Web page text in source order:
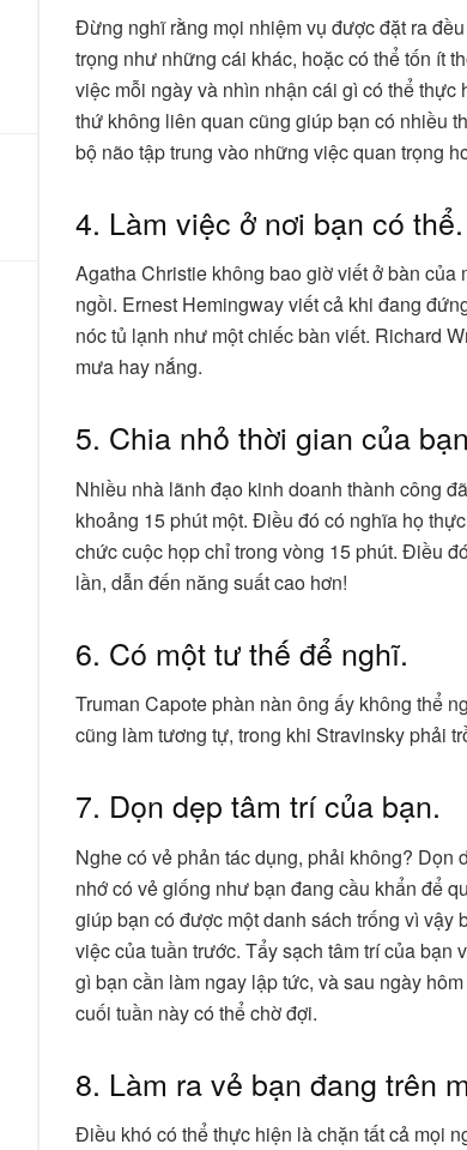
Đừng nghĩ rằng mọi nhiệm vụ được đặt ra
trọng như những cái khác, hoặc có thể tốn ít
việc mỗi ngày và nhìn nhận cái gì có thể
thứ không liên quan cũng giúp bạn có nhiều
bộ não tập trung vào những việc quan trọng
4. Làm việc ở nơi bạn có thể.
Agatha Christie không bao giờ viết ở bàn
ngồi. Ernest Hemingway viết cả khi đang
nóc tủ lạnh như một chiếc bàn viết. Richard
mưa hay nắng.
5. Chia nhỏ thời gian của
Nhiều nhà lãnh đạo kinh doanh thành công
khoảng 15 phút một. Điều đó có nghĩa họ
chức cuộc họp chỉ trong vòng 15 phút. Điều
lần, dẫn đến năng suất cao hơn!
6. Có một tư thế để nghĩ.
Truman Capote phàn nàn ông ấy không thể
cũng làm tương tự, trong khi Stravinsky phải
7. Dọn dẹp tâm trí của bạn.
Nghe có vẻ phản tác dụng, phải không? Dọn
nhớ có vẻ giống như bạn đang cầu khẩn để
giúp bạn có được một danh sách trống vì vậy
việc của tuần trước. Tẩy sạch tâm trí của bạn
gì bạn cần làm ngay lập tức, và sau ngày
cuối tuần này có thể chờ đợi.
8. Làm ra vẻ bạn đang trên
Điều khó có thể thực hiện là chặn tất cả mọi